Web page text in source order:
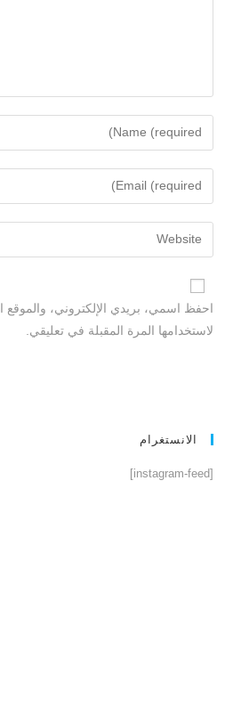
احفظ اسمي، بريدي الإلكتروني، والموقع
لاستخدامها المرة المقبلة في تعليقي.
الانستغرام
[instagram-feed]